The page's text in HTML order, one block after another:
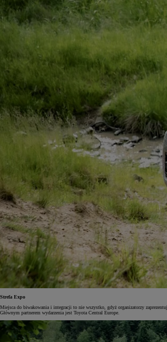
Strefa Expo
Miejsca do biwakowania i integracji to nie wszystko, gdyż organizatorzy
Głównym partnerem wydarzenia jest Toyota Central Europe.